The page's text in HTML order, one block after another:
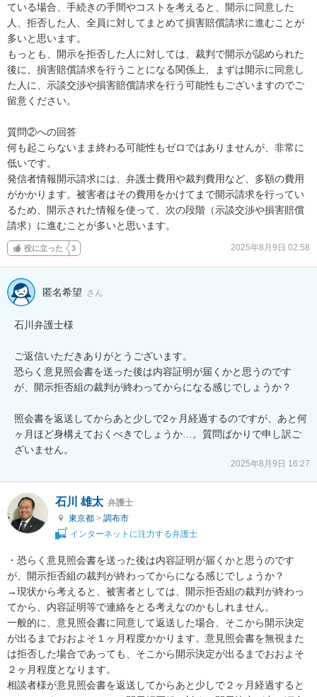
ている場合、手続きの手間やコストを考えると、開示に同意した
人、拒否した人、全員に対してまとめて損害賠償請求に進むことが
多いと思います。
もっとも、開示を拒否した人に対しては、裁判で開示が認められた
後に、損害賠償請求を行うことになる関係上、まずは開示に同意し
た人に、示談交渉や損害賠償請求を行う可能性もございますのでご
留意ください。
質問②への回答
何も起こらないまま終わる可能性もゼロではありませんが、非常に
低いです。
発信者情報開示請求には、弁護士費用や裁判費用など、多額の費用
がかかります。被害者はその費用をかけてまで開示請求を行ってい
るため、開示された情報を使って、次の段階（示談交渉や損害賠償
請求）に進むことが多いと思います。
役に立った 3 2025年8月9日 02:58
匿名希望 さん
石川弁護士様
ご返信いただきありがとうございます。
恐らく意見照会書を送った後は内容証明が届くかと思うのです
が、開示拒否組の裁判が終わってからになる感じでしょうか？
照会書を返送してからあと少しで2ヶ月経過するのですが、あと何
ヶ月ほど身構えておくべきでしょうか…。質問ばかりで申し訳ご
ざいません。
2025年8月9日 16:27
石川 雄太 弁護士
東京都 > 調布市
インターネットに注力する弁護士
・恐らく意見照会書を送った後は内容証明が届くかと思うのです
が、開示拒否組の裁判が終わってからになる感じでしょうか？
→現状から考えると、被害者としては、開示拒否組の裁判が終わっ
てから、内容証明等で連絡をとる考えなのかもしれません。
一般的に、意見照会書に同意して返送した場合、そこから開示決定
が出るまでおおよそ１ヶ月程度かかります。意見照会書を無視また
は拒否した場合であっても、そこから開示決定が出るまでおおよそ
２ヶ月程度となります。
相談者様が意見照会書を返送してからあと少しで２ヶ月経過すると